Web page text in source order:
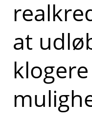
at